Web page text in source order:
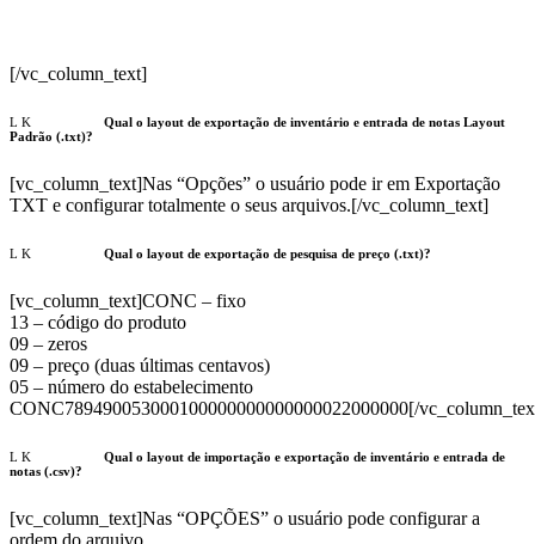
[/vc_column_text]
Qual o layout de exportação de inventário e entrada de notas Layout
Padrão (.txt)?
[vc_column_text]Nas “Opções” o usuário pode ir em Exportação
TXT e configurar totalmente o seus arquivos.[/vc_column_text]
Qual o layout de exportação de pesquisa de preço (.txt)?
[vc_column_text]CONC – fixo
13 – código do produto
09 – zeros
09 – preço (duas últimas centavos)
05 – número do estabelecimento
CONC789490053000100000000000000022000000[/
Qual o layout de importação e exportação de inventário e entrada de
notas (.csv)?
[vc_column_text]Nas “OPÇÕES” o usuário pode configurar a
ordem do arquivo.